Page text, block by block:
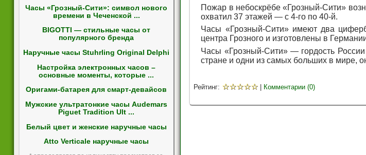
Часы «Грозный-Сити»: символ нового
времени в Чеченской ...
BIGOTTI — стильные часы от
популярного бренда
Наручные часы Stuhrling Original Delphi
Настройка электронных часов –
основные моменты, которые ...
Оригами-батарея для смарт-девайсов
Мужские ультратонкие часы Audemars
Piguet Tradition Ult ...
Белый цвет и женские наручные часы
Atto Verticale наручные часы
Пожар в небоскрёбе «Грозный-Сити»
охватил 37 этажей — с 4-го по 40-й.
Часы «Грозный-Сити» имеют два
центра Грозного и изготовлены в
Часы «Грозный-Сити» — гордость
стране и одни из самых больших в мире,
Рейтинг: ☆☆☆☆☆| Комментарии (0)